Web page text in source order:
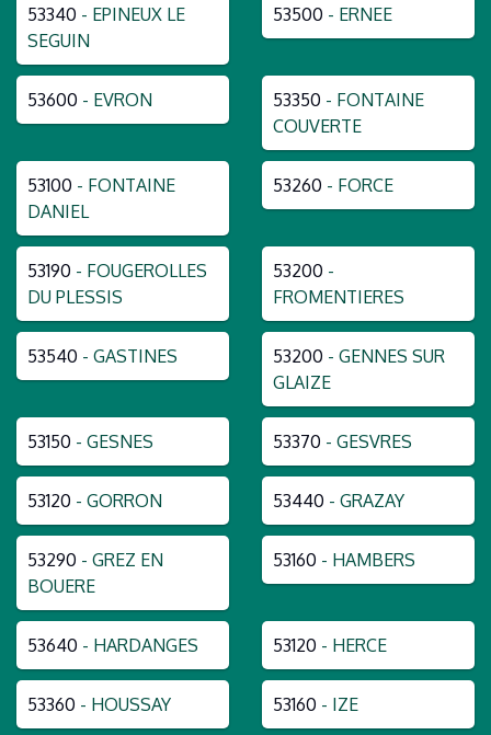
53340 - EPINEUX LE
SEGUIN
53500 - ERNEE
53600 - EVRON 53350 - FONTAINE
COUVERTE
53100 - FONTAINE
DANIEL
53260 - FORCE
53190 - FOUGEROLLES
DU PLESSIS
53200 -
FROMENTIERES
53540 - GASTINES 53200 - GENNES SUR
GLAIZE
53150 - GESNES 53370 - GESVRES
53120 - GORRON 53440 - GRAZAY
53290 - GREZ EN
BOUERE
53160 - HAMBERS
53640 - HARDANGES 53120 - HERCE
53360 - HOUSSAY 53160 - IZE